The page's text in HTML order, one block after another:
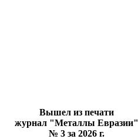
Вышел из печати
журнал "Металлы Евразии"
№ 3 за 2026 г.